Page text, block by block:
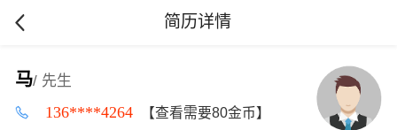
简历详情
马/ 先生
136****4264 【查看需要80金币】